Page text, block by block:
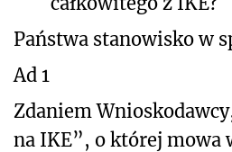
Państwa stanowisko w
Ad 1
Zdaniem
na IKE”, o której mowa